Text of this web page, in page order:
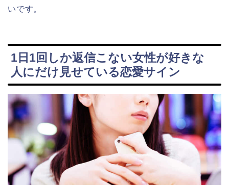
いです。
1日1回しか返信こない女性が好きな
人にだけ見せている恋愛サイン